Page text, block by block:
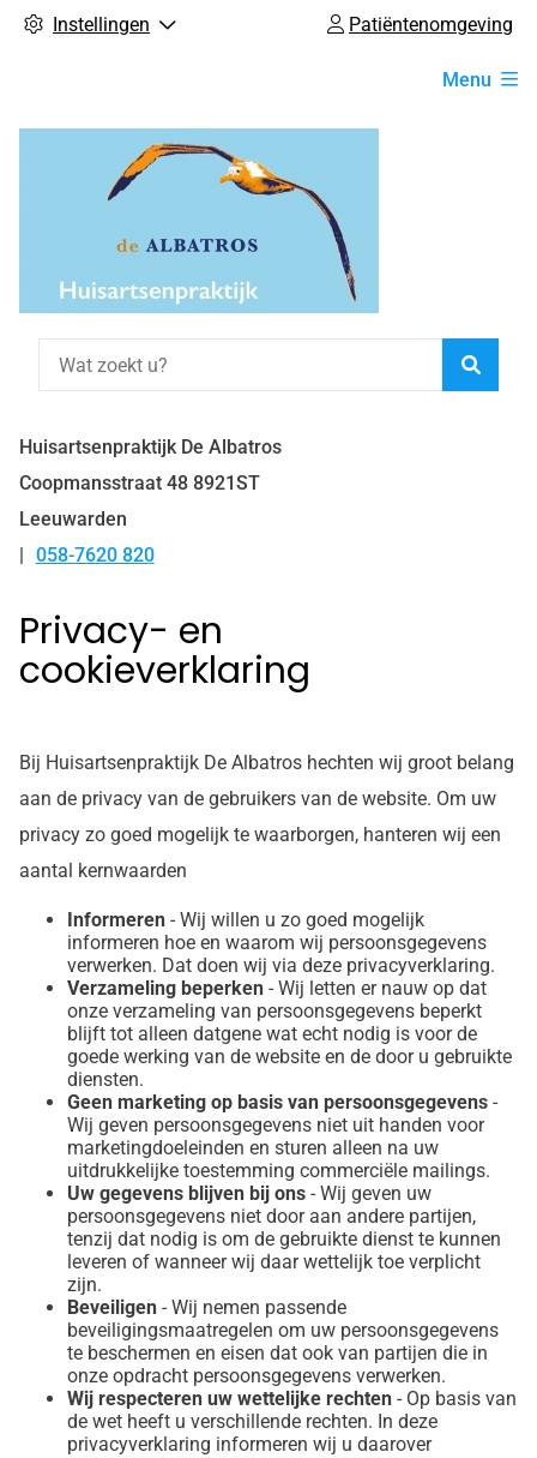
Instellingen Patiëntenomgeving
Menu
Huisartsenpraktijk De Albatros
Coopmansstraat 48 8921ST
Leeuwarden
Tel:
058-7620 820
Privacy- en
cookieverklaring
Bij Huisartsenpraktijk De Albatros hechten wij groot belang
aan de privacy van de gebruikers van de website. Om uw
privacy zo goed mogelijk te waarborgen, hanteren wij een
aantal kernwaarden
Informeren - Wij willen u zo goed mogelijk
informeren hoe en waarom wij persoonsgegevens
verwerken. Dat doen wij via deze privacyverklaring.
Verzameling beperken - Wij letten er nauw op dat
onze verzameling van persoonsgegevens beperkt
blijft tot alleen datgene wat echt nodig is voor de
goede werking van de website en de door u gebruikte
diensten.
Geen marketing op basis van persoonsgegevens -
Wij geven persoonsgegevens niet uit handen voor
marketingdoeleinden en sturen alleen na uw
uitdrukkelijke toestemming commerciële mailings.
Uw gegevens blijven bij ons - Wij geven uw
persoonsgegevens niet door aan andere partijen,
tenzij dat nodig is om de gebruikte dienst te kunnen
leveren of wanneer wij daar wettelijk toe verplicht
zijn.
Beveiligen - Wij nemen passende
beveiligingsmaatregelen om uw persoonsgegevens
te beschermen en eisen dat ook van partijen die in
onze opdracht persoonsgegevens verwerken.
Wij respecteren uw wettelijke rechten - Op basis van
de wet heeft u verschillende rechten. In deze
privacyverklaring informeren wij u daarover